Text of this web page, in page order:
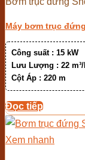
Máy bơm trục
Công suất : 15 kW
Lưu Lượng : 22
Cột Áp : 220 m
Đọc tiếp
Xem nhanh